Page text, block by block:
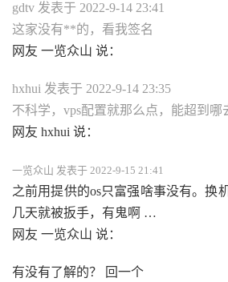
gdtv 发表于 2022-9-14 23:41
这家没有**的，看我签名
网友 一览众山 说：
hxhui 发表于 2022-9-14 23:35
不科学，vps配置就那么点，能超到哪
网友 hxhui 说：
一览众山 发表于 2022-9-15 21:41
之前用提供的os只富强啥事没有。换
几天就被扳手，有鬼啊 …
网友 一览众山 说：
有没有了解的？ 回一个